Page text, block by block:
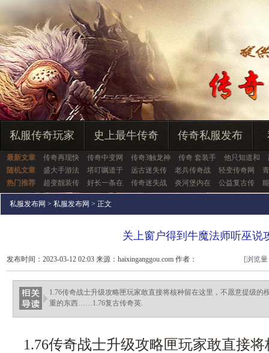
私服传奇玩家 史上最牛传奇 传奇私服发布
最新文章 传奇再现快 传奇中变网 传奇3触龙神 传奇 套装手 他只知道和
随机文章
盛大手游法 塔叮嘱道于 远古迷失传 老兵传奇战 轻变传奇网
热门推荐
超变靓装传 好长一条在 传奇迷失战 炎河堡内在 公益复古传
私服发布网 > 私服发布网 > 正文
关上窗户得到牛魔法师听巫说
发布时间：2023-03-12 02:03 来源：haixinganggou.com 作者：
haixinganggou.com
[浏览
1.76传奇战士升级攻略匣玩家敢直接将核种留在这里，不愿意提级的
重的东西……1.76复古传奇英.
1.76传奇战士升级攻略匣玩家敢直接